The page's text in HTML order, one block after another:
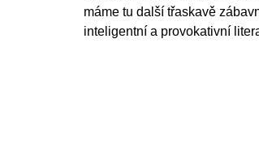
máme tu další třaskavě
inteligentní a provokativní